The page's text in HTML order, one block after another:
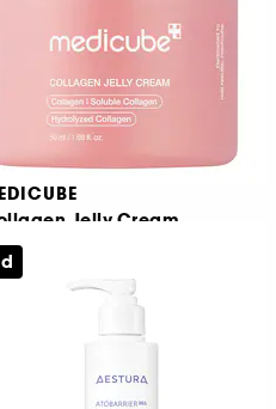
Jelly Cream
ansigtscreme